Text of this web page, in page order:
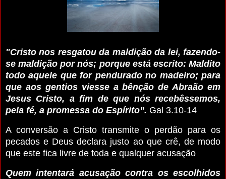
"Cristo nos resgatou da maldição da lei, fazendo-
se maldição por nós; porque está escrito: Maldito
todo aquele que for pendurado no madeiro; para
que aos gentios viesse a bênção de Abraão em
Jesus Cristo, a fim de que nós recebêssemos,
pela fé, a promessa do Espírito”. Gal 3.10-14
A conversão a Cristo transmite o perdão para os
pecados e Deus declara justo ao que crê, de modo
que este fica livre de toda e qualquer acusação
Quem intentará acusação contra os escolhidos